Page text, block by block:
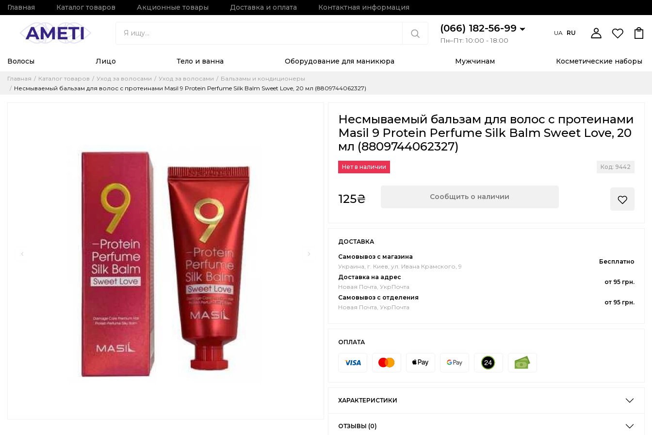
Главная Каталог товаров Акционные товары Доставка и оплата Контактная информация
(066) 182-56-99
Пн–Пт: 10:00 - 18:00
UA RU
Волосы Лицо Тело и ванна Оборудование для маникюра Мужчинам Косметические наборы
Главная Каталог товаров Уход за волосами Уход за волосами
Бальзамы и кондиционеры
Несмываемый бальзам для волос с протеинами Masil 9 Protein Perfume Silk Balm Sweet Love, 20 мл (8809744062327)
Несмываемый бальзам для волос с протеинами
Masil 9 Protein Perfume Silk Balm Sweet Love, 20
мл (8809744062327)
Нет в наличии Код: 9442
125₴ Сообщить о наличии
ДОСТАВКА
Самовывоз с магазина
Украина, г. Киев, ул. Ивана Крамского, 9
Бесплатно
Доставка на адрес
Новая Почта, УкрПочта
от 95 грн.
Самовывоз с отделения
Новая Почта, УкрПочта
от 95 грн.
ОПЛАТА
ХАРАКТЕРИСТИКИ
ОТЗЫВЫ (0)